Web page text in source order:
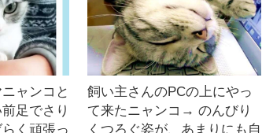
ニャンコと
足でさり
く頑張っ
飼い主さんのPCの上にやっ
て来たニャンコ→ のんびり
くつろぐ姿が、あまりにも自